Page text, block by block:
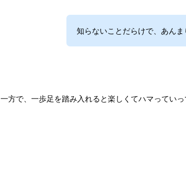
知らないことだらけで、あん
一方で、一歩足を踏み入れると楽しくてハマっていっ